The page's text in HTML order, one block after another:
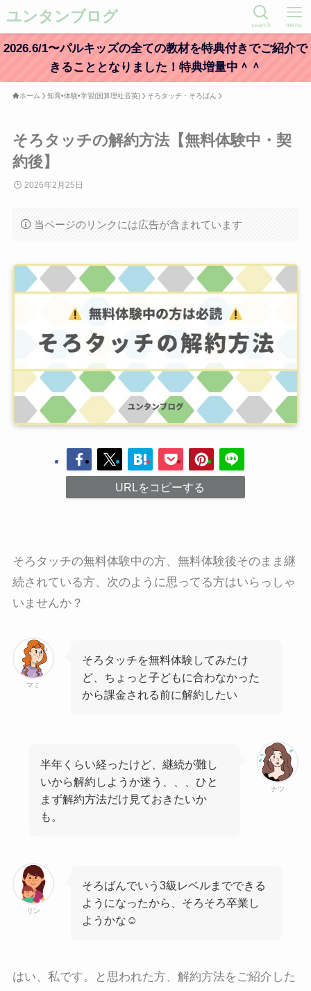
ユンタンブログ search menu
2026.6/1〜パルキッズの全ての教材を特典付きでご紹介で
きることとなりました！特典増量中＾＾
ホーム 知育•体験•学習(国算理社音英) そろタッチ・そろばん
そろタッチの解約方法【無料体験中・契
約後】
2026年2月25日
当ページのリンクには広告が含まれています
URLをコピーする
そろタッチの無料体験中の方、無料体験後そのまま継
続されている方、次のように思ってる方はいらっしゃ
いませんか？
マミ
そろタッチを無料体験してみたけ
ど、ちょっと子どもに合わなかった
から課金される前に解約したい
ナツ
半年くらい経ったけど、継続が難し
いから解約しようか迷う、、、ひと
まず解約方法だけ見ておきたいか
も。
リン
そろばんでいう3級レベルまでできる
ようになったから、そろそろ卒業し
ようかな☺️
はい、私です。と思われた方、解約方法をご紹介した